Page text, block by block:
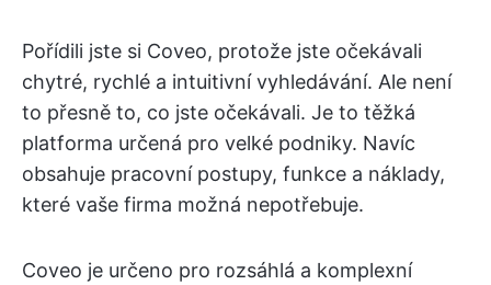
Pořídili jste si Coveo, protože jste očekávali
chytré, rychlé a intuitivní vyhledávání. Ale není
to přesně to, co jste očekávali. Je to těžká
platforma určená pro velké podniky. Navíc
obsahuje pracovní postupy, funkce a náklady,
které vaše firma možná nepotřebuje.
Coveo je určeno pro rozsáhlá a komplexní